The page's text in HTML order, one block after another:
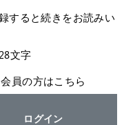
すると続きをお読みい
文字
会員の方はこちら
ログイン